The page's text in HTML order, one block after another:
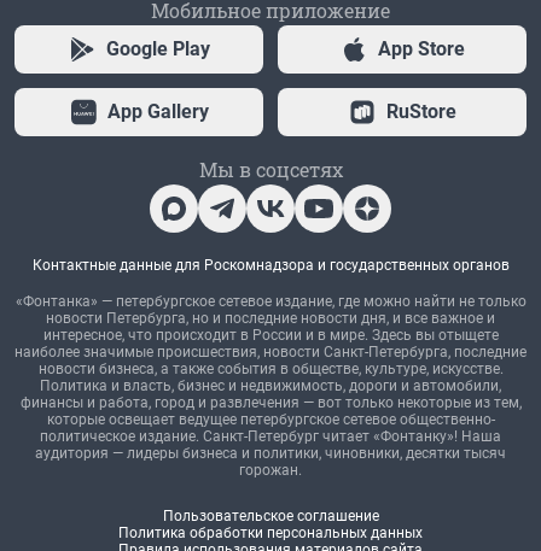
Мобильное приложение
Google Play App Store
App Gallery RuStore
Мы в соцсетях
Контактные данные для Роскомнадзора и государственных органов
«Фонтанка» — петербургское сетевое издание, где можно найти не только
новости Петербурга, но и последние новости дня, и все важное и
интересное, что происходит в России и в мире. Здесь вы отыщете
наиболее значимые происшествия, новости Санкт-Петербурга, последние
новости бизнеса, а также события в обществе, культуре, искусстве.
Политика и власть, бизнес и недвижимость, дороги и автомобили,
финансы и работа, город и развлечения — вот только некоторые из тем,
которые освещает ведущее петербургское сетевое общественно-
политическое издание. Санкт-Петербург читает «Фонтанку»! Наша
аудитория — лидеры бизнеса и политики, чиновники, десятки тысяч
горожан.
Пользовательское соглашение
Политика обработки персональных данных